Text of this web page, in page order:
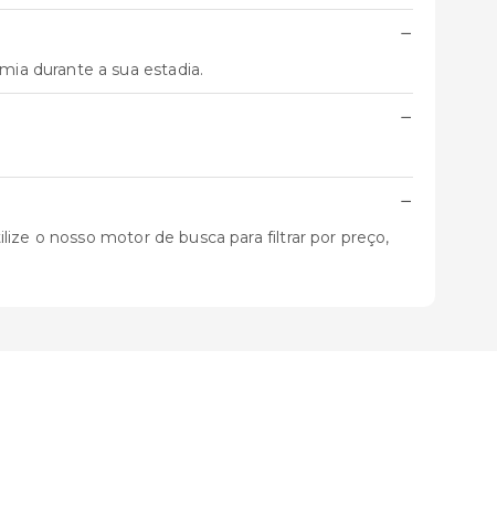
−
durante a sua estadia.
−
−
o nosso motor de busca para filtrar por preço,